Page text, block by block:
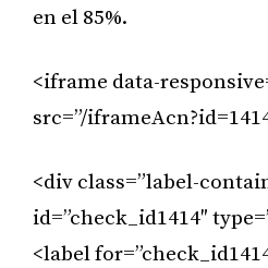
en el 85%.
<iframe data-
src=”/
<div class=”label-
id=”check_id1414″
<label